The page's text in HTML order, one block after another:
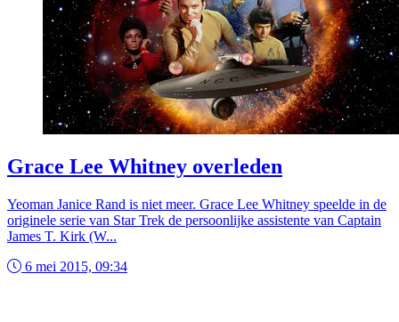
Grace Lee Whitney overleden
Yeoman Janice Rand is niet meer. Grace Lee Whitney speelde in de
originele serie van Star Trek de persoonlijke assistente van Captain
James T. Kirk (W...
6 mei 2015, 09:34